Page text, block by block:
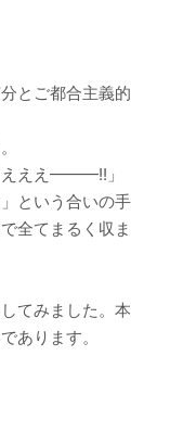
とご都合主義的
えええ———!!」
という合いの手
全てまるく収ま
てみました。本
あります。